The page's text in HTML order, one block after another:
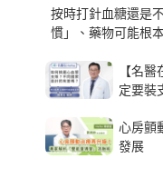
按時打針血糖還是
慣」、藥物可能根
【名
定要裝
心房顫
發展